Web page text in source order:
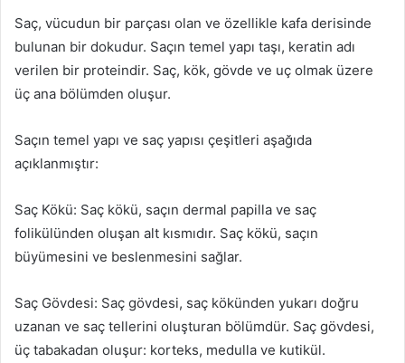
Saç, vücudun bir parçası olan ve özellikle kafa derisinde
bulunan bir dokudur. Saçın temel yapı taşı, keratin adı
verilen bir proteindir. Saç, kök, gövde ve uç olmak üzere
üç ana bölümden oluşur.
Saçın temel yapı ve saç yapısı çeşitleri aşağıda
açıklanmıştır:
Saç Kökü: Saç kökü, saçın dermal papilla ve saç
folikülünden oluşan alt kısmıdır. Saç kökü, saçın
büyümesini ve beslenmesini sağlar.
Saç Gövdesi: Saç gövdesi, saç kökünden yukarı doğru
uzanan ve saç tellerini oluşturan bölümdür. Saç gövdesi,
üç tabakadan oluşur: korteks, medulla ve kutikül.